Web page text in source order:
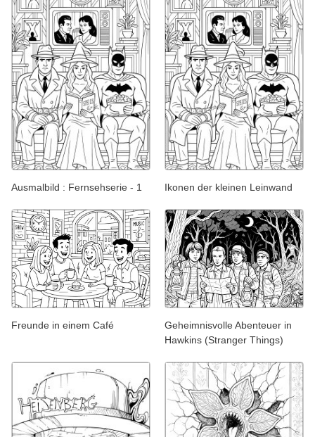
Ausmalbild : Fernsehserie - 1 Ikonen der kleinen Leinwand
Freunde in einem Café
Geheimnisvolle Abenteuer in
Hawkins (Stranger Things)